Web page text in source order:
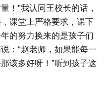
！”我认同王校长的话，
课堂上严格要求，课下
的努力换来的是孩子们
：“赵老师，如果能每一
该多好呀！”听到孩子这